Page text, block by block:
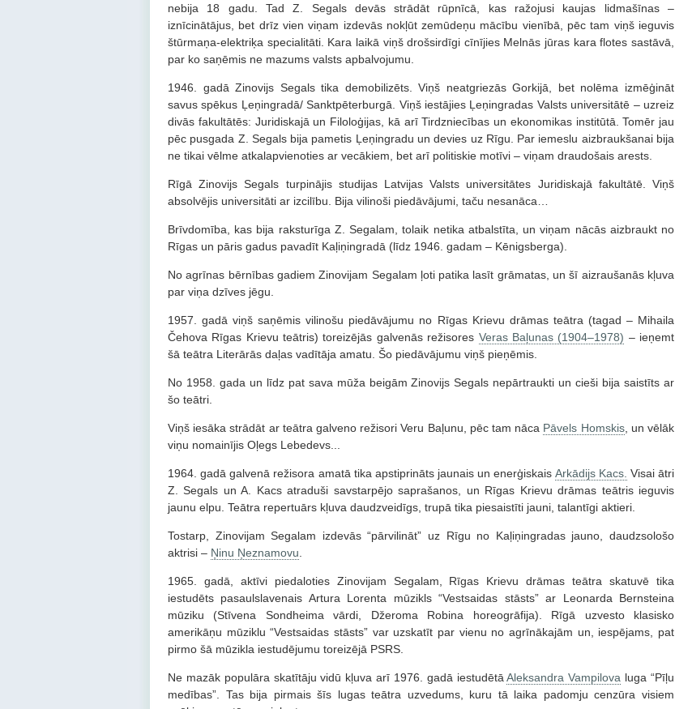
nebija 18 gadu. Tad Z. Segals devās strādāt rūpnīcā, kas ražojusi kaujas lidmašīnas –
iznīcinātājus, bet drīz vien viņam izdevās nokļūt zemūdeņu mācību vienībā, pēc tam viņš ieguvis
štūrmaņa-elektriķa specialitāti. Kara laikā viņš drošsirdīgi cīnījies Melnās jūras kara flotes sastāvā,
par ko saņēmis ne mazums valsts apbalvojumu.
1946. gadā Zinovijs Segals tika demobilizēts. Viņš neatgriezās Gorkijā, bet nolēma izmēģināt
savus spēkus Ļeņingradā/ Sanktpēterburgā. Viņš iestājies Ļeņingradas Valsts universitātē – uzreiz
divās fakultātēs: Juridiskajā un Filoloģijas, kā arī Tirdzniecības un ekonomikas institūtā. Tomēr jau
pēc pusgada Z. Segals bija pametis Ļeņingradu un devies uz Rīgu. Par iemeslu aizbraukšanai bija
ne tikai vēlme atkalapvienoties ar vecākiem, bet arī politiskie motīvi – viņam draudošais arests.
Rīgā Zinovijs Segals turpinājis studijas Latvijas Valsts universitātes Juridiskajā fakultātē. Viņš
absolvējis universitāti ar izcilību. Bija vilinoši piedāvājumi, taču nesanāca…
Brīvdomība, kas bija raksturīga Z. Segalam, tolaik netika atbalstīta, un viņam nācās aizbraukt no
Rīgas un pāris gadus pavadīt Kaļiņingradā (līdz 1946. gadam – Kēnigsberga).
No agrīnas bērnības gadiem Zinovijam Segalam ļoti patika lasīt grāmatas, un šī aizraušanās kļuva
par viņa dzīves jēgu.
1957. gadā viņš saņēmis vilinošu piedāvājumu no Rīgas Krievu drāmas teātra (tagad – Mihaila
Čehova Rīgas Krievu teātris) toreizējās galvenās režisores Veras Baļunas (1904–1978) – ieņemt
šā teātra Literārās daļas vadītāja amatu. Šo piedāvājumu viņš pieņēmis.
No 1958. gada un līdz pat sava mūža beigām Zinovijs Segals nepārtraukti un cieši bija saistīts ar
šo teātri.
Viņš iesāka strādāt ar teātra galveno režisori Veru Baļunu, pēc tam nāca Pāvels Homskis, un vēlāk
viņu nomainījis Oļegs Lebedevs...
1964. gadā galvenā režisora amatā tika apstiprināts jaunais un enerģiskais Arkādijs Kacs. Visai ātri
Z. Segals un A. Kacs atraduši savstarpējo saprašanos, un Rīgas Krievu drāmas teātris ieguvis
jaunu elpu. Teātra repertuārs kļuva daudzveidīgs, trupā tika piesaistīti jauni, talantīgi aktieri.
Tostarp, Zinovijam Segalam izdevās “pārvilināt” uz Rīgu no Kaļiņingradas jauno, daudzsološo
aktrisi – Ņinu Ņeznamovu
1965. gadā, aktīvi piedaloties Zinovijam Segalam, Rīgas Krievu drāmas teātra skatuvē tika
iestudēts pasaulslavenais Artura Lorenta mūzikls “Vestsaidas stāsts” ar Leonarda Bernsteina
mūziku (Stīvena Sondheima vārdi, Džeroma Robina horeogrāfija). Rīgā uzvesto klasisko
amerikāņu mūziklu “Vestsaidas stāsts” var uzskatīt par vienu no agrīnākajām un, iespējams, pat
pirmo šā mūzikla iestudējumu toreizējā PSRS.
Ne mazāk populāra skatītāju vidū kļuva arī 1976. gadā iestudētāAleksandra Vampilova luga “Pīļu
medības”. Tas bija pirmais šīs lugas teātra uzvedums, kuru tā laika padomju cenzūra visiem